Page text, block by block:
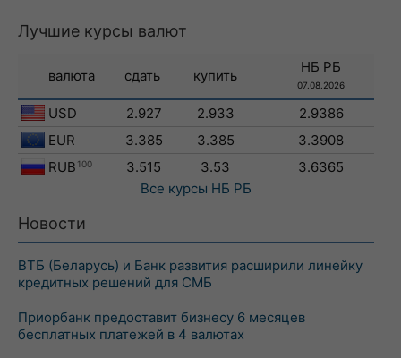
Лучшие курсы валют
валюта сдать купить
НБ РБ
07.08.2026
USD 2.927 2.933
2.9386
EUR
3.385 3.385
3.3908
RUB 100 3.515 3.53
3.6365
Все курсы НБ РБ
Новости
ВТБ (Беларусь) и Банк развития расширили линейку
кредитных решений для СМБ
Приорбанк предоставит бизнесу 6 месяцев
бесплатных платежей в 4 валютах